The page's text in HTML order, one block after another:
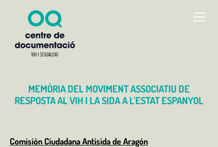
MEMÒRIA DEL MOVIMENT ASSOCIATIU DE
RESPOSTA AL VIH I LA SIDA A L'ESTAT ESPANYOL
Comisión Ciudadana Antisida de Aragón